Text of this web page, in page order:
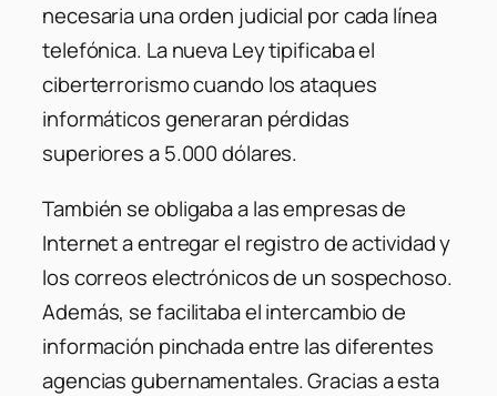
necesaria una orden judicial por cada línea
telefónica. La nueva Ley tipificaba el
ciberterrorismo cuando los ataques
informáticos generaran pérdidas
superiores a 5.000 dólares.
También se obligaba a las empresas de
Internet a entregar el registro de actividad y
los correos electrónicos de un sospechoso.
Además, se facilitaba el intercambio de
información pinchada entre las diferentes
agencias gubernamentales. Gracias a esta